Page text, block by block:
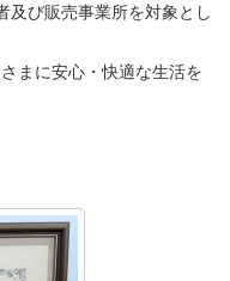
及び販売事業所を対象とし
まに安心・快適な生活を